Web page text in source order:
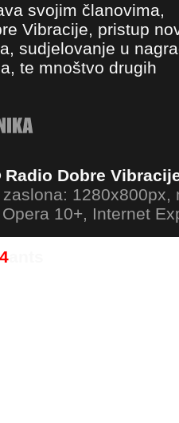
svojim članovima,
Vibracije, pristup
sudjelovanje u
te mnoštvo drugih
Dobre
1280x800px,
10+, Internet
4